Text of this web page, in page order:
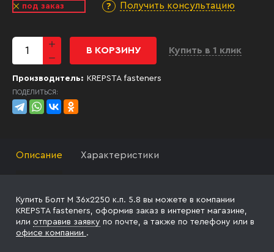
под заказ Получить консультацию
В КОРЗИНУ Купить в 1 клик
Производитель: KREPSTA fasteners
ПОДЕЛИТЬСЯ:
Описание Характеристики
Купить Болт М 36х2250 к.п. 5.8 вы можете в компании
KREPSTA fasteners, оформив заказ в интернет магазине,
или отправив заявку по почте, а также по телефону или в
офисе компании .